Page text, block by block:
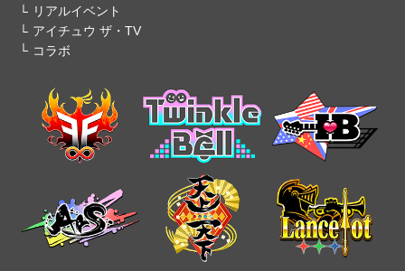
リアルイベント
アイチュウ ザ・TV
コラボ